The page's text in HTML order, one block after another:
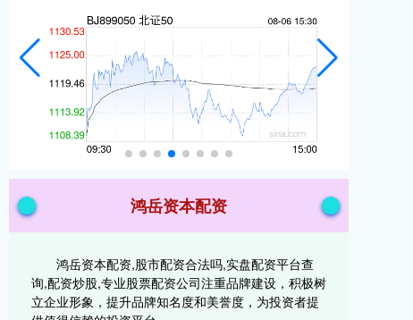
鸿岳资本配资
鸿岳资本配资,股市配资合法吗,实盘配资平台查
询,配资炒股,专业股票配资公司注重品牌建设，积极树
立企业形象，提升品牌知名度和美誉度，为投资者提